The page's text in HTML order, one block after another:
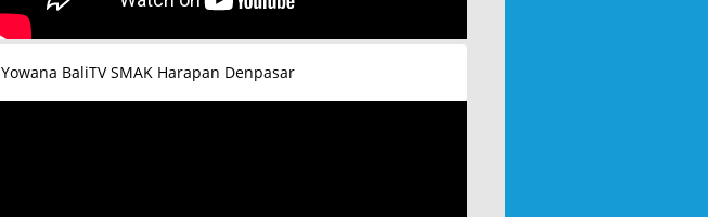
Yowana BaliTV SMAK Harapan Denpasar